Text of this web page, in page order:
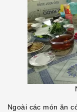
Ngoài các món ăn